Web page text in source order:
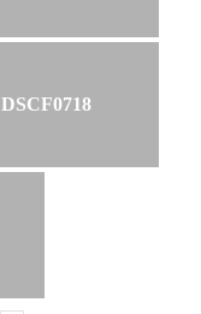
DSCF0718